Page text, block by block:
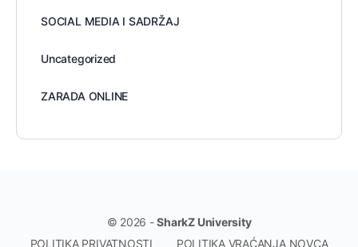
SOCIAL MEDIA I SADRŽAJ
Uncategorized
ZARADA ONLINE
© 2026 -SharkZ University
POLITIKA PRIVATNOSTI
POLITIKA VRAĆANJA NOVCA